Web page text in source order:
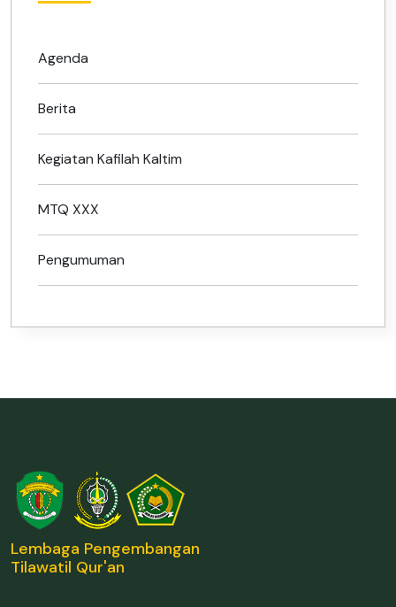
Agenda
Berita
Kegiatan Kafilah Kaltim
MTQ XXX
Pengumuman
Lembaga Pengembangan
Tilawatil Qur'an